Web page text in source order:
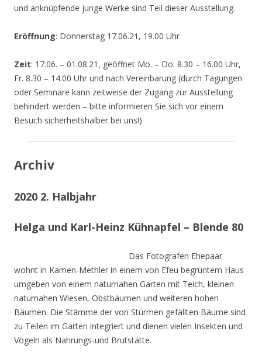
und anknüpfende junge Werke sind Teil dieser Ausstellung.
Eröffnung: Donnerstag 17.06.21, 19.00 Uhr
Zeit: 17.06. – 01.08.21, geöffnet Mo. – Do. 8.30 – 16.00 Uhr,
Fr. 8.30 – 14.00 Uhr und nach Vereinbarung (durch Tagungen
oder Seminare kann zeitweise der Zugang zur Ausstellung
behindert werden – bitte informieren Sie sich vor einem
Besuch sicherheitshalber bei uns!)
Archiv
2020 2. Halbjahr
Helga und Karl-Heinz Kühnapfel – Blende 80
Das Fotografen Ehepaar
wohnt in Kamen-Methler in einem von Efeu begrüntem Haus
umgeben von einem naturnahen Garten mit Teich, kleinen
naturnahen Wiesen, Obstbäumen und weiteren hohen
Bäumen. Die Stämme der von Stürmen gefällten Bäume sind
zu Teilen im Garten integriert und dienen vielen Insekten und
Vögeln als Nahrungs-und Brutstätte.